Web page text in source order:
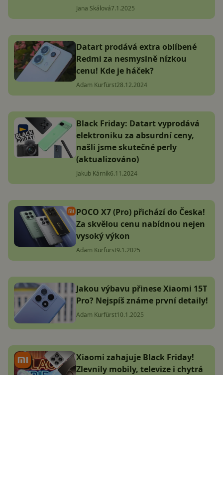
Jana Skálová7.1.2025
Datart prodává extra oblíbené
Redmi za nesmyslně nízkou
cenu! Kde je háček?
Adam Kurfürst28.12.2024
Black Friday: Datart vyprodává
elektroniku za absurdní ceny,
našli jsme skutečné perly
(aktualizováno)
Jakub Kárník6.11.2024
POCO X7 (Pro) přichází do Česka!
Za skvělou cenu nabídnou nejen
vysoký výkon
Adam Kurfürst9.1.2025
Jakou výbavu přinese Xiaomi 15T
Pro? Nejspíš známe první detaily!
Adam Kurfürst10.1.2025
Xiaomi zahajuje Black Friday!
Zlevnily mobily, televize i chytrá